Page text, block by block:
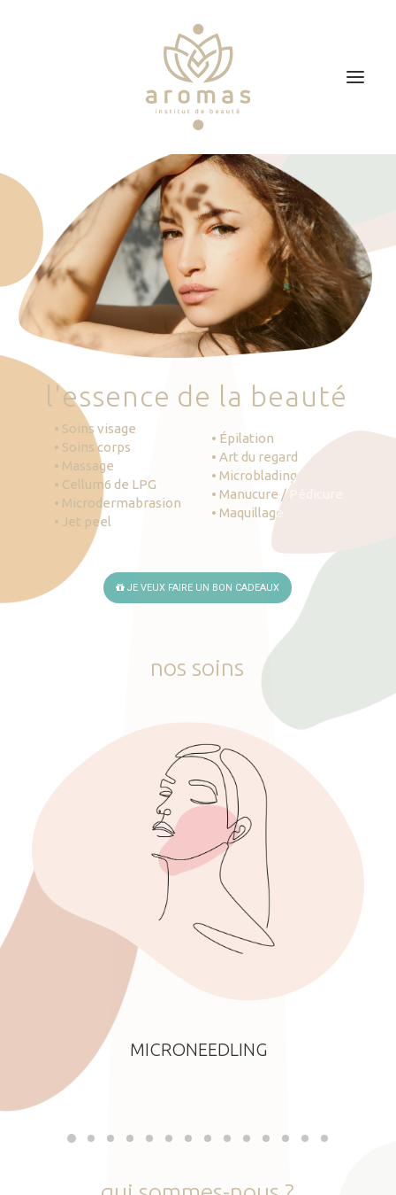
Soins
Je veux faire un bon cadeau
Plan d’accès
Prendre RDV
'essence de la beauté
• Soins visage
• Soins corps
• Massage
• Cellum6 de LPG
• Microdermabrasion
• Jet peel
• Épilation
• Art du regard
• Microblading
• Manucure / Pédicure
• Maquillage
JE VEUX FAIRE UN BON CADEAUX
nos soins
MICRONEEDLING